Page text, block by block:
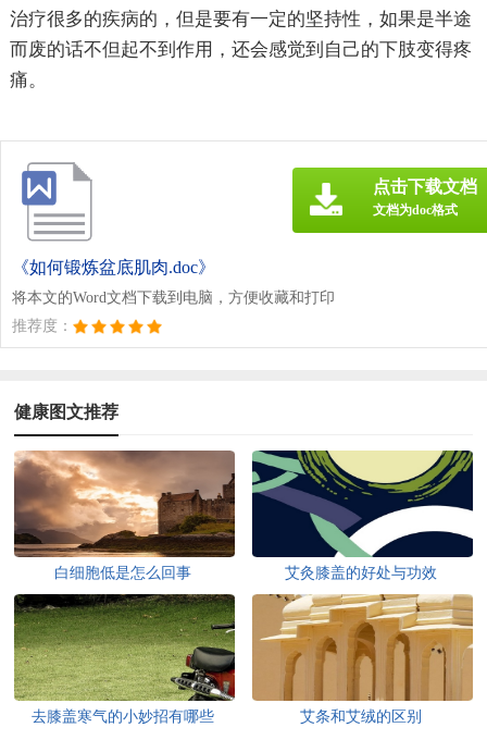
治疗很多的疾病的，但是要有一定的坚持性，如果是半途
而废的话不但起不到作用，还会感觉到自己的下肢变得疼
痛。
《如何锻炼盆底肌肉.doc》
将本文的Word文档下载到电脑，方便收藏和打印
推荐度：
点击下载文档
文档为doc格式
健康图文推荐
白细胞低是怎么回事 艾灸膝盖的好处与功效
去膝盖寒气的小妙招有哪些 艾条和艾绒的区别